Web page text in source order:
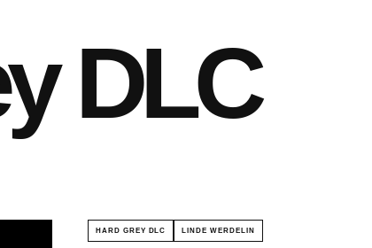
DLC
HARD GREY DLC LINDE WERDELIN